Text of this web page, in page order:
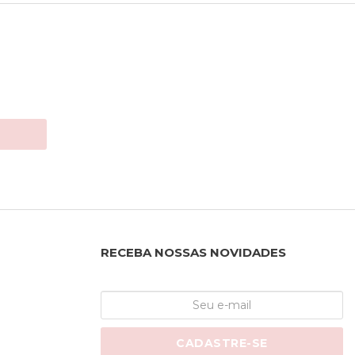
RECEBA NOSSAS NOVIDADES
CADASTRE-SE